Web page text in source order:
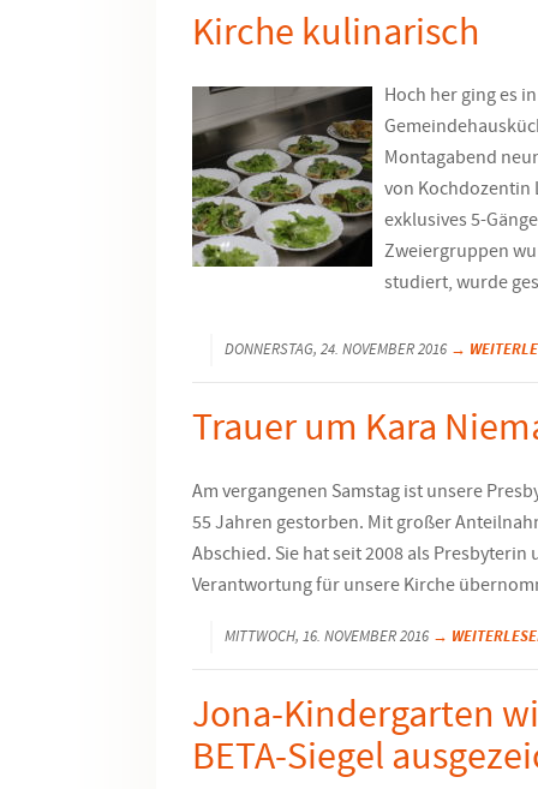
Kirche kulinarisch
Hoch her ging es
Montagabend
von Kochdozentin
exklusives 5-
Zweiergruppen
studiert, wurde
DONNERSTAG, 24. NOVEMBER 2016 →
Trauer um Kara
Am vergangenen Samstag ist unsere
55 Jahren gestorben. Mit großer
Abschied. Sie hat seit 2008 als
Verantwortung für unsere Kirche
MITTWOCH, 16. NOVEMBER 2016 →
Jona-Kindergarten
BETA-Siegel